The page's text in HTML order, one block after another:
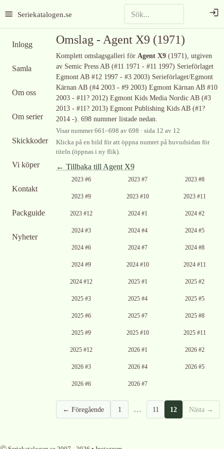
Seriekatalogen.se
Inlogg
Samla
Om oss
Om serier
Skickkoder
Vi köper
Kontakt
Packguide
Nyheter
Omslag - Agent X9 (1971)
Komplett omslagsgalleri för Agent X9 (1971), utgiven
av Semic Press AB (#11 1971 - #11 1997) Serieförlaget
Egmont AB #12 1997 - #3 2003) Serieförlaget/Egmont
Kärnan AB (#4 2003 - #9 2003) Egmont Kärnan AB #10
2003 - #11? 2012) Egmont Kids Media Nordic AB (#3
2013 - #11? 2013) Egmont Publishing Kids AB (#1?
2014 -). 698 nummer listade nedan.
Visar nummer661–698 av 698 · sida 12 av 12
Klicka på en bild för att öppna numret på huvudsidan för
titeln (öppnas i ny flik).
← Tillbaka till Agent X9
2023 #6 2023 #7 2023 #8
2023 #9 2023 #10 2023 #11
2023 #12 2024 #1 2024 #2
2024 #3 2024 #4 2024 #5
2024 #6 2024 #7 2024 #8
2024 #9 2024 #10 2024 #11
2024 #12 2025 #1 2025 #2
2025 #3 2025 #4 2025 #5
2025 #6 2025 #7 2025 #8
2025 #9 2025 #10 2025 #11
2025 #12 2026 #1 2026 #2
2026 #3
Ingen bild
2026 #4
Ingen bild
2026 #5
Ingen bild
2026 #6
Ingen bild
2026 #7
← Föregående 1 … 11 12 Nästa →